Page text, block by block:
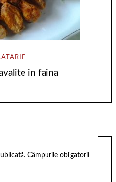
in faina
Câmpurile obligatorii